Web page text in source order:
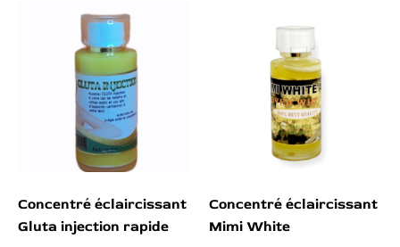
Concentré éclaircissant
Gluta injection rapide
Concentré éclaircissant
Mimi White